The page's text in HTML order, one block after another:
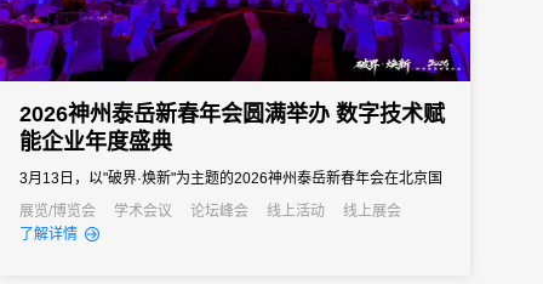
2026神州泰岳新春年会圆满举办 数字技术赋
能企业年度盛典
3月13日，以"破界·焕新"为主题的2026神州泰岳新春年会在北京国
家会议中心成功举办。来自全国的1600余名泰岳人齐聚一堂，回望
2025奋进征程，共启AI时代的战略新征程，以"破认知之界、破人效
展览/博览会 学术会议 论坛峰会 线上活动
线上展会
了解详情